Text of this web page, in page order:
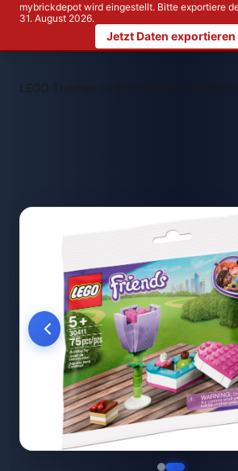
mybrickdepot wird eingestellt. Bitte exportiere
31. August 2026.
Jetzt Daten exportieren
LEGO Themen > LEGO